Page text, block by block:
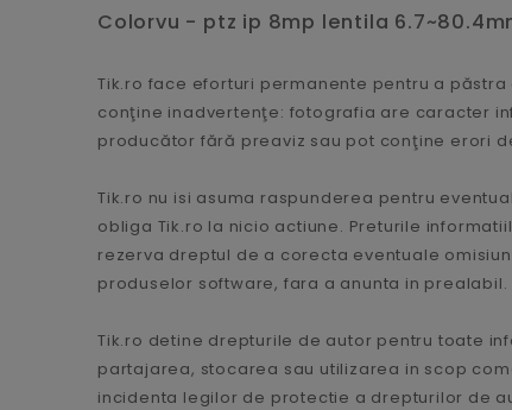
Colorvu - ptz ip 8mp lentila
Tik.ro face eforturi permanente pentru a
conţine inadvertenţe: fotografia are caracter
producător fără preaviz sau pot conţine erori
Tik.ro nu isi asuma raspunderea pentru
obliga Tik.ro la nicio actiune. Preturile
rezerva dreptul de a corecta eventuale
produselor software, fara a anunta in
Tik.ro detine drepturile de autor pentru toate
partajarea, stocarea sau utilizarea in scop
incidenta legilor de protectie a drepturilor de